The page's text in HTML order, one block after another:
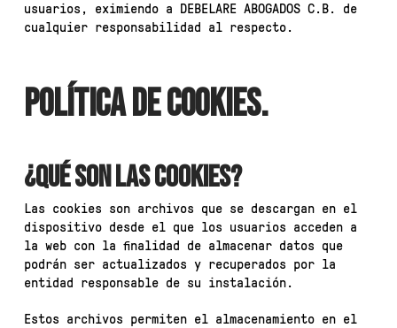
usuarios, eximiendo a DEBELARE ABOGADOS C.B. de
cualquier responsabilidad al respecto.
POLÍTICA DECOOKIES.
¿QUÉ SON LAS COOKIES?
Las cookies son archivos que se descargan en el
dispositivo desde el que los usuarios acceden a
la web con la finalidad de almacenar datos que
podrán ser actualizados y recuperados por la
entidad responsable de su instalación.
Estos archivos permiten el almacenamiento en el